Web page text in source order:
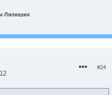
Лялюшик
#24